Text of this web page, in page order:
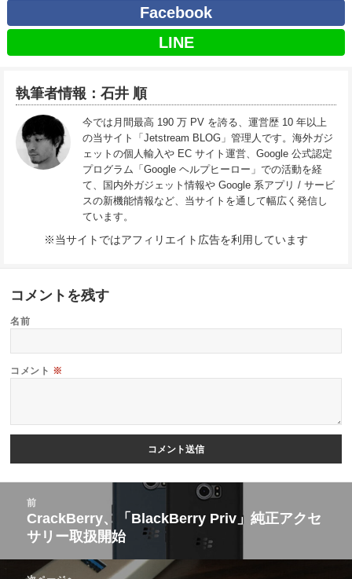
Facebook
LINE
執筆者情報：石井 順
今では月間最高 190 万 PV を誇る、運営歴 10 年以上
の当サイト「Jetstream BLOG」管理人です。海外ガジ
ェットの個人輸入や EC サイト運営、Google 公式認定
プログラム「Google ヘルプヒーロー」での活動を経
て、国内外ガジェット情報や Google 系アプリ / サービ
スの新機能情報など、当サイトを通して幅広く発信し
ています。
※当サイトではアフィリエイト広告を利用しています
コメントを残す
名前
コメント ※
ビ
前
前
の
投
CrackBerry、「BlackBerry Priv」純正アクセ
サリー取扱開始